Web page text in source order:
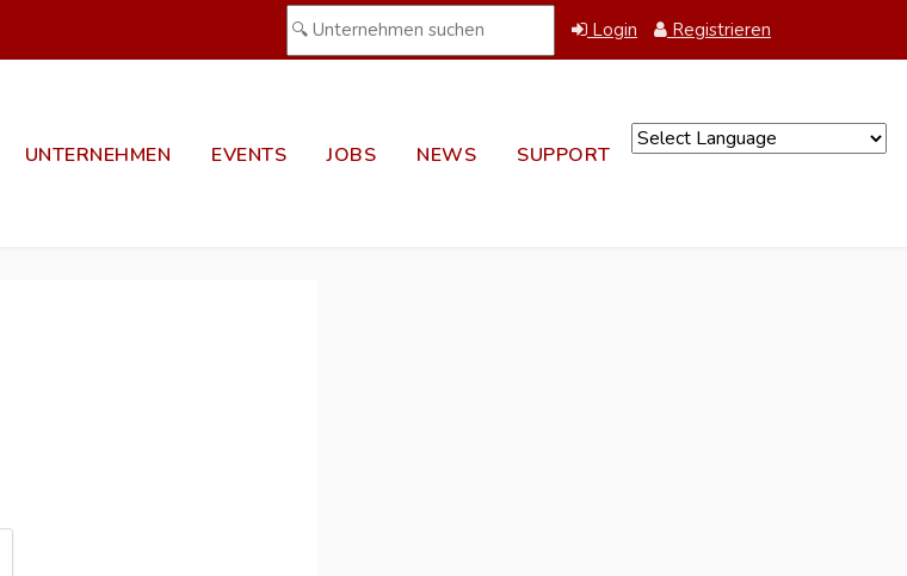
Login Registrieren
UNTERNEHMEN EVENTS JOBS NEWS SUPPORT